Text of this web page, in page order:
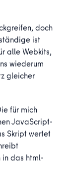
doch
ist
alle Webkits,
wiederum
gleicher
für mich
JavaScript-
Skript wertet
in das html-